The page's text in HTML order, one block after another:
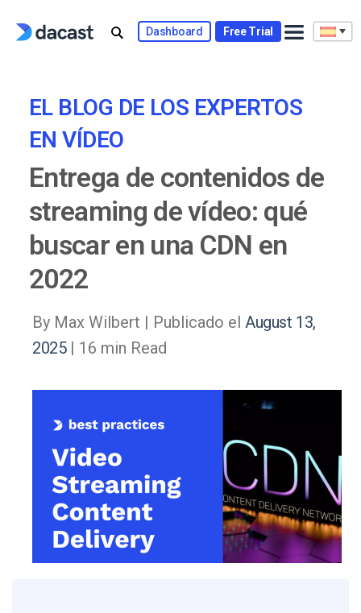
Dashboard Free Trial
EL BLOG DE LOS EXPERTOS
EN VÍDEO
Entrega de contenidos de
streaming de vídeo: qué
buscar en una CDN en
2022
By Max Wilbert | Publicado el August 13,
2025| 16 min Read